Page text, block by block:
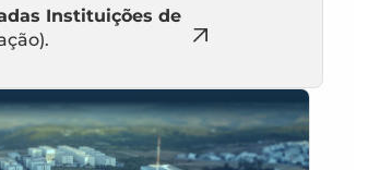
Instituições de